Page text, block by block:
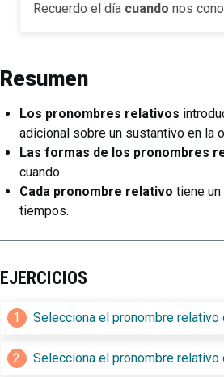
Recuerdo el día cuando nos
Resumen
Los pronombres relativos
adicional sobre un sustantivo en la
Las formas de los pronombres
cuando.
Cada pronombre relativo tiene
tiempos.
EJERCICIOS
1 Selecciona el pronombre relativo
2 Selecciona el pronombre relativo